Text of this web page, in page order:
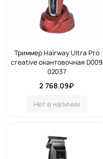
Триммер Hairway Ultra Pro
creative окантовочная D009
02037
2 768.09₽
Нет в наличии